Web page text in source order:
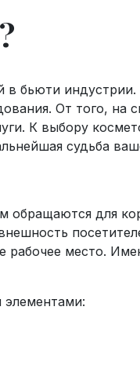
бьюти
От того, на
К выбору
судьба
обращаются для
рабочее место.